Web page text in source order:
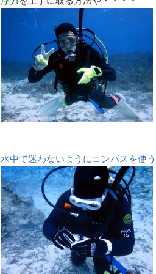
水中で迷わないようにコンパスを使う